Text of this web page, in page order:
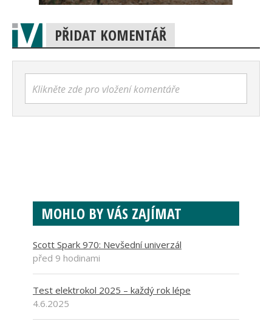
PŘIDAT KOMENTÁŘ
Klikněte zde pro vložení komentáře
MOHLO BY VÁS ZAJÍMAT
Scott Spark 970: Nevšední univerzál
před 9 hodinami
Test elektrokol 2025 – každý rok lépe
4.6.2025